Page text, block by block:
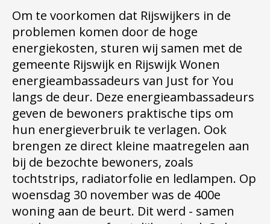
Om te voorkomen dat Rijswijkers in de
problemen komen door de hoge
energiekosten, sturen wij samen met de
gemeente Rijswijk en Rijswijk Wonen
energieambassadeurs van Just for You
langs de deur. Deze energieambassadeurs
geven de bewoners praktische tips om
hun energieverbruik te verlagen. Ook
brengen ze direct kleine maatregelen aan
bij de bezochte bewoners, zoals
tochtstrips, radiatorfolie en ledlampen. Op
woensdag 30 november was de 400e
woning aan de beurt. Dit werd - samen